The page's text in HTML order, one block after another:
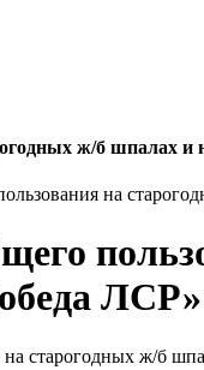
ж/б шпалах
на
ЛСР»
на старогодных ж/б